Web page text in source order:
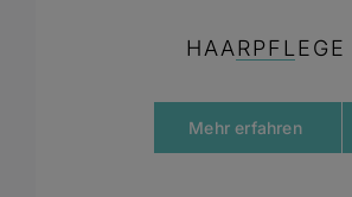
HAARPFLEGE
Mehr erfahren